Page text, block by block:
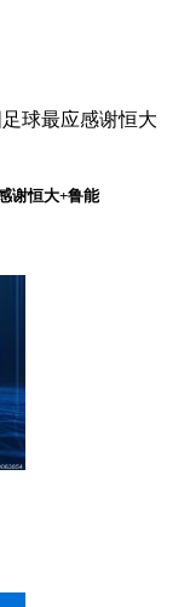
谢恒大+鲁能